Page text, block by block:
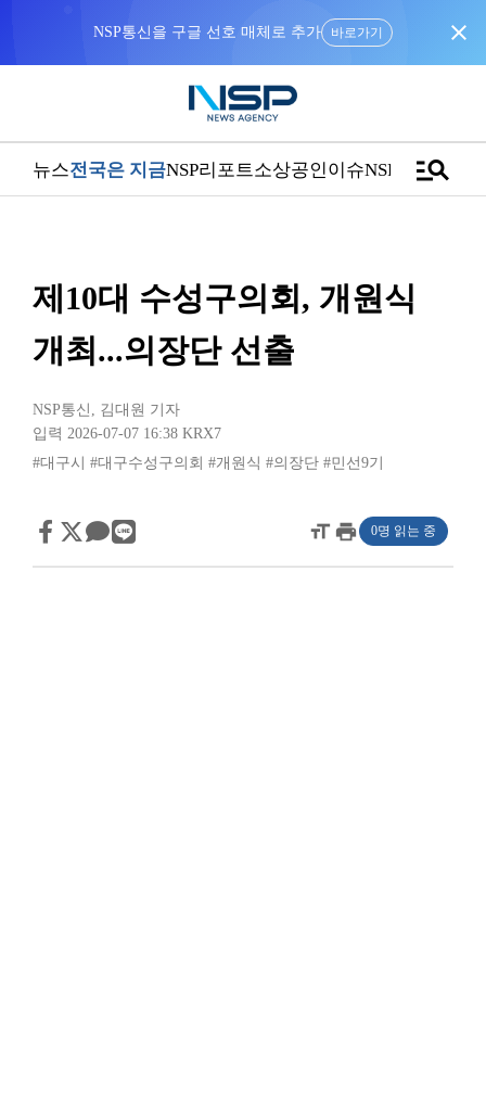
NSP통신을 구글 선호 매체로 추가 바로가기 close
뉴스전국은 지금NSP리포트소상공인이슈NSPTVmanage_search
제10대 수성구의회, 개원식
개최...의장단 선출
NSP통신 , 김대원 기자
입력 2026-07-07 16:38 KRX7
#대구시
#대구수성구의회 #개원식 #의장단 #민선9기
format_sizeprint 0명 읽는 중